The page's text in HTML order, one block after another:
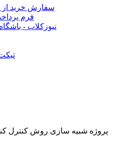
سفارش خرید
فرم
نیوزکلاب -
پروژه شبیه سازی روش کنترل